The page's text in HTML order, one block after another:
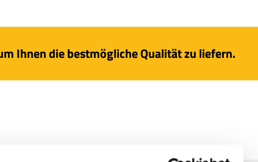
Ihnen die bestmögliche Qualität zu liefern.